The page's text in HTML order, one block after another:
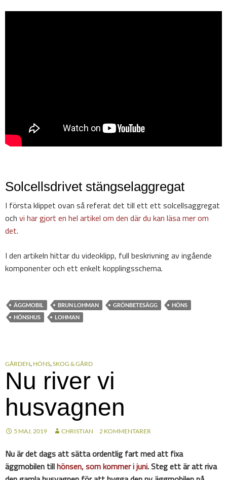
Solcellsdrivet stängselaggregat
I första klippet ovan så referat det till ett ett solcellsaggregat
och vi har gjort en hel artikel om den där du kan läsa mer om
det.
I den artikeln hittar du videoklipp, full beskrivning av ingående
komponenter och ett enkelt kopplingsschema.
ÄGGMOBIL BRUN LOHMAN GRÖNBETESÄGG
HÖNS
HÖNSHUS
LOHMAN
GÅRDEN, HÖNS,SKOG & GÅRD
Nu river vi
husvagnen
5 MAJ, 2019 CHRISTIAN 2 KOMMENTARER
Nu är det dags att sätta ordentlig fart med att fixa
äggmobilen tillhönsen, som kommer i juni. Steg ett är att riva